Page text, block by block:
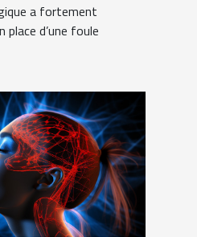
a fortement
place d’une foule